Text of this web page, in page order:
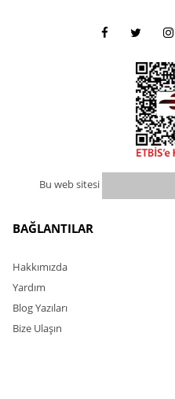
Bu web sitesi
BAĞLANTILAR
Hakkımızda
Yardım
Blog Yazıları
Bize Ulaşın